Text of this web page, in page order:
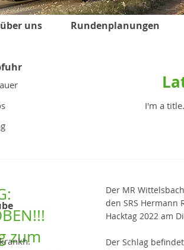
uns Rundenplanungen
I'm a
zum
Der MR
den SRS Hermann
Hacktag 2022 am
Der Schlag